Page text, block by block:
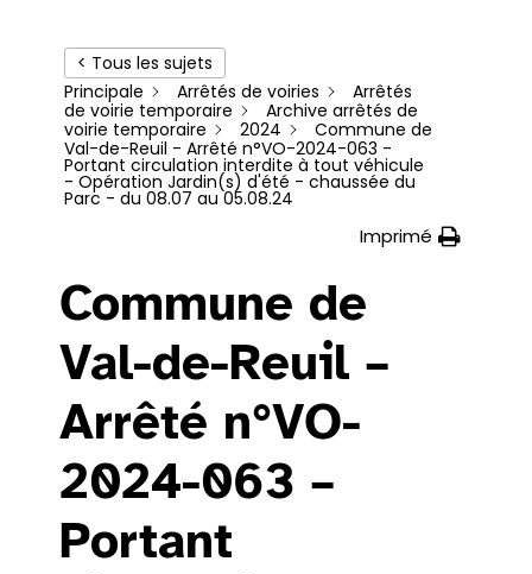
< Tous les sujets
Principale
Arrêtés de voiries
Arrêtés
de voirie temporaire
Archive arrêtés de
voirie temporaire
2024
Commune de
Val-de-Reuil - Arrêté n°VO-2024-063 -
Portant circulation interdite à tout véhicule
- Opération Jardin(s) d'été - chaussée du
Parc - du 08.07 au 05.08.24
Imprimé
Commune de
Val-de-Reuil –
Arrêté n°VO-
2024-063 –
Portant